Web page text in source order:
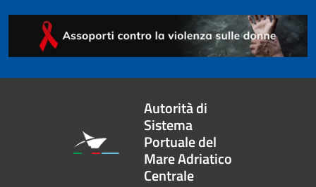
Autorità di
Sistema
Portuale del
Mare Adriatico
Centrale